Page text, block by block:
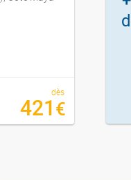
dès
421 €